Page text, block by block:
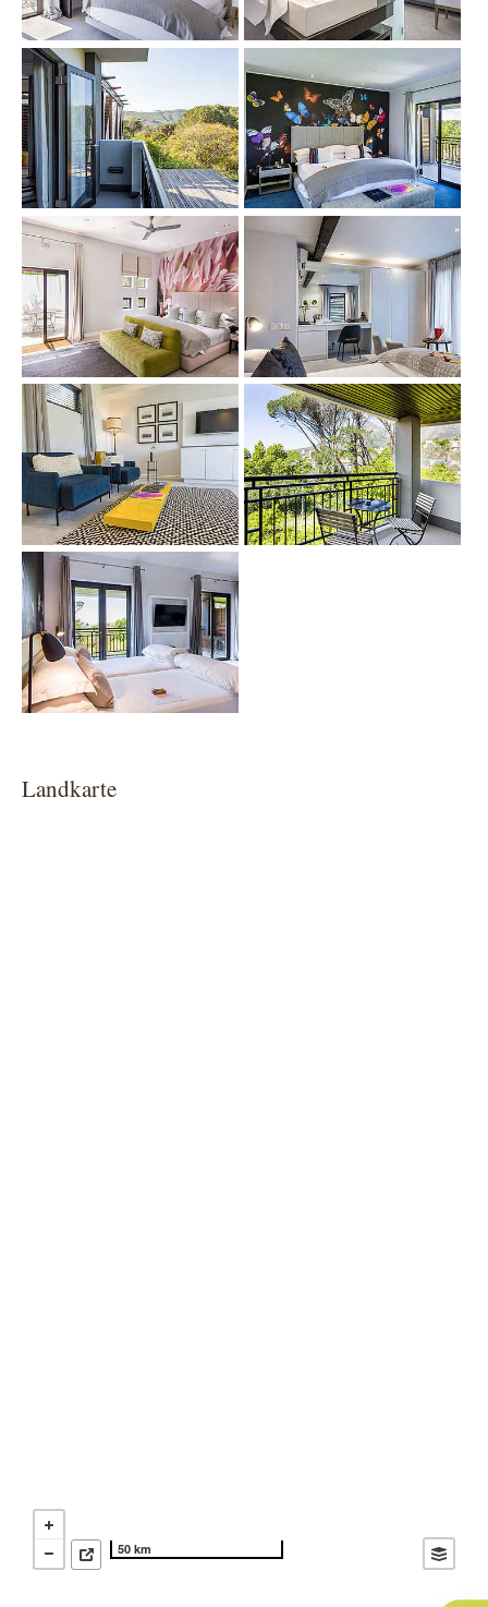
Show larger version Show larger version
Show larger version Show larger version
Show larger version Show larger version
Show larger version
Landkarte
50 km